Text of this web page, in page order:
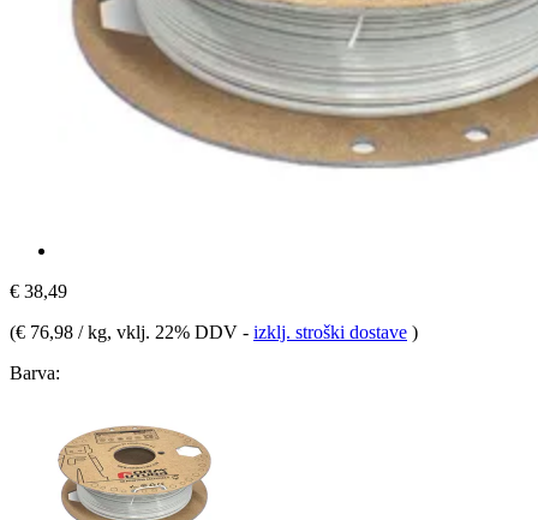
€ 38,49
(€ 76,98 / kg, vklj. 22% DDV - izklj. stroški dostave )
Barva: